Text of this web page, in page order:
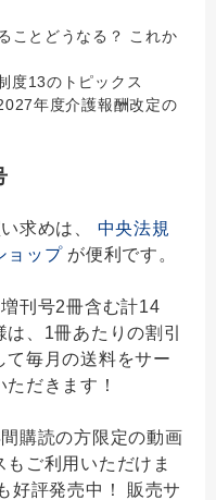
ことどうなる？ これか
度13のトピックス
年度介護報酬改定の
求めは、 中央法規
ョップが便利です。
刊号2冊含む計14
、1冊あたりの割引
毎月の送料をサー
ただきます！
購読の方限定の動画
もご利用いただけま
好評発売中！ 販売サ